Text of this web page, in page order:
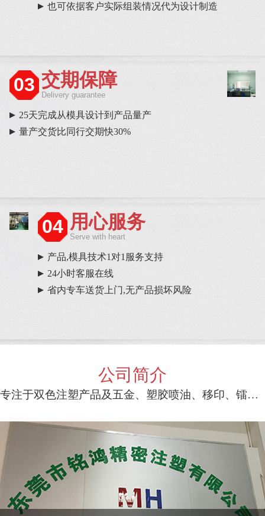
也可依据客户实际组装情况代为设计制造
03 交期保障
Delivery guarantee
25天完成从模具设计到产品量产
量产交货比同行交期快30%
04 用心服务
Serve with heart
产品,模具技术1对1服务支持
24小时客服在线
省内专车送货上门,无产品损坏风险
公司简介
专注于双色注塑产品及五金、塑胶喷油、移印、镭雕等一条龙服务